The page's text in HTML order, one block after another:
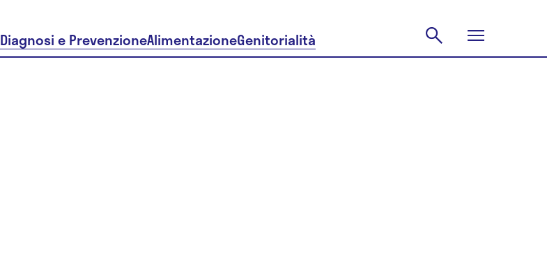
Diagnosi e PrevenzioneAlimentazioneGenitorialità